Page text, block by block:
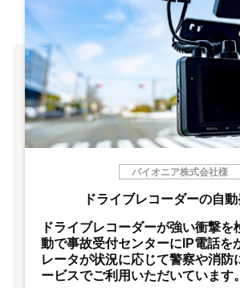
パイオニア株式会社様
ドライブレコーダーの自
ドライブレコーダーが強い衝撃を
動で事故受付センターにIP電話を
レータが状況に応じて警察や消防
ービスでご利用いただいています。